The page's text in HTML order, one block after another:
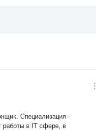
Специализация -
работы в IT сфере, в